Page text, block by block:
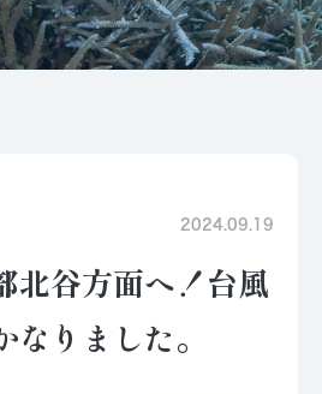
2024.09.19
北谷方面へ！台風
なりました。